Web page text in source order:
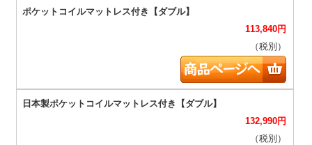
113,840円
（税別）
132,990円
（税別）